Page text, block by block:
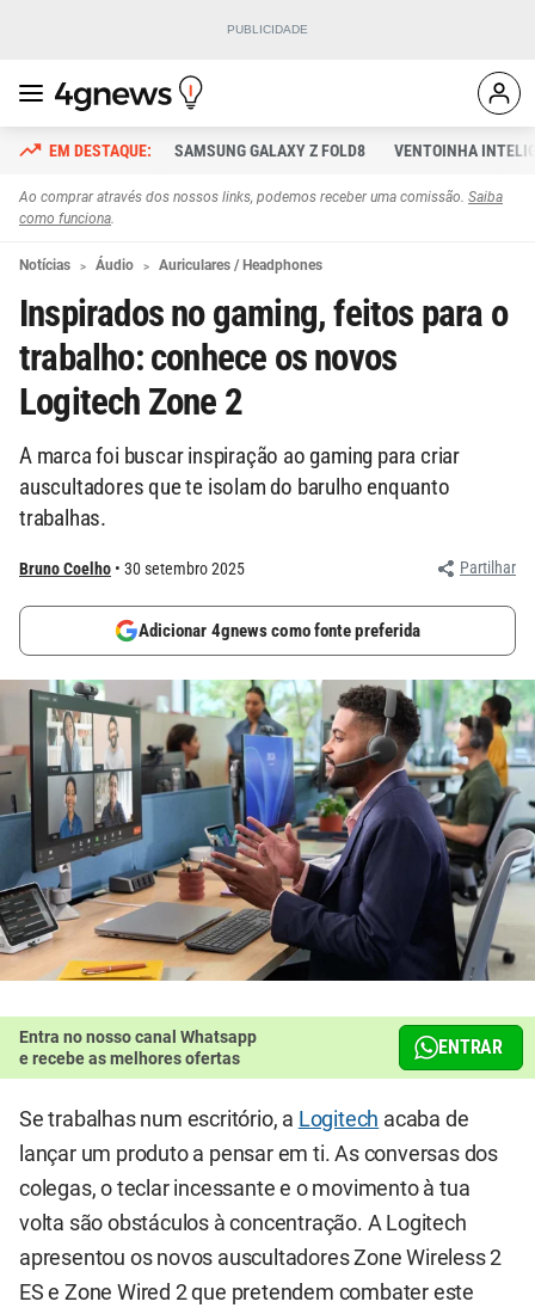
SAMSUNG GALAXY Z FOLD8 VENTOINHA
Ao comprar através dos nossos links, podemos receber uma comissão. Saiba
como funciona.
Notícias Áudio Auriculares / Headphones
Inspirados no gaming, feitos para o
trabalho: conhece os novos
Logitech Zone 2
A marca foi buscar inspiração ao gaming para criar
auscultadores que te isolam do barulho enquanto
trabalhas.
Bruno Coelho 30 setembro 2025 Partilhar
Adicionar 4gnews como fonte preferida
Entra no nosso canal Whatsapp
e recebe as melhores ofertas
ENTRAR
Se trabalhas num escritório, a Logitech acaba de
lançar um produto a pensar em ti. As conversas dos
colegas, o teclar incessante e o movimento à tua
volta são obstáculos à concentração. A Logitech
apresentou os novos auscultadores Zone Wireless 2
ES e Zone Wired 2 que pretendem combater este